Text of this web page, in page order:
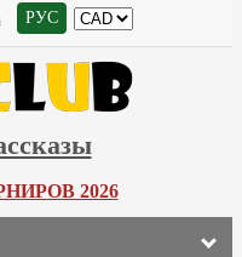
РУС
2026